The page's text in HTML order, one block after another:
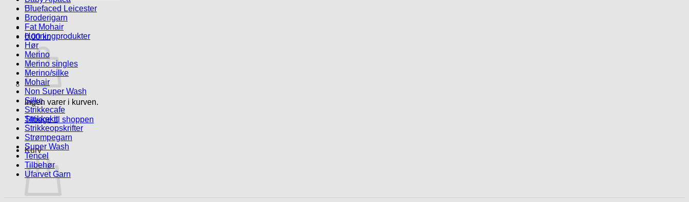
efter:
0,00kr.
Ingen varer i kurven.
Tilbage til shoppen
Kurv
Bluefaced Leicester
Broderigarn
Fat Mohair
Honningprodukter
Hør
Merino
Merino singles
Merino/silke
Mohair
Non Super Wash
Silke
Strikkecafe
Strikkekit
Strikkeopskrifter
Strømpegarn
Super Wash
Tencel
Tilbehør
Ufarvet Garn